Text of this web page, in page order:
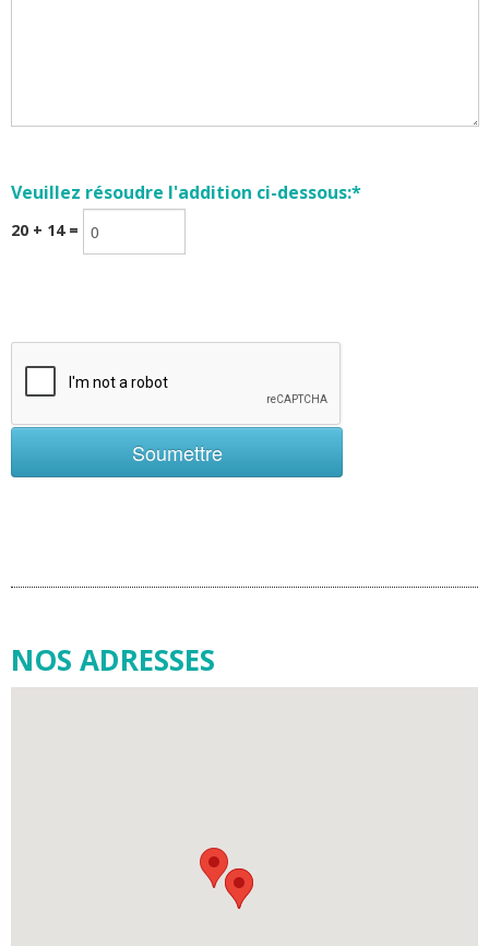
Veuillez résoudre l'addition ci-dessous:*
20 + 14 =
Soumettre
NOS ADRESSES